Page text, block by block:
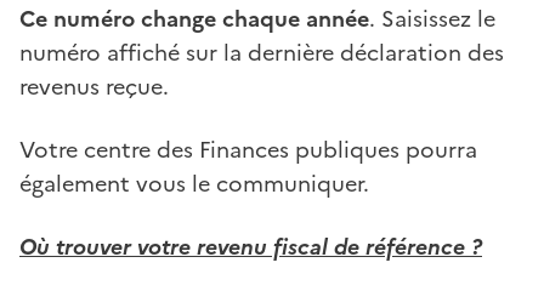
Ce numéro change chaque année. Saisissez le
numéro affiché sur la dernière déclaration des
revenus reçue.
Votre centre des Finances publiques pourra
également vous le communiquer.
Où trouver votre revenu fiscal de référence ?